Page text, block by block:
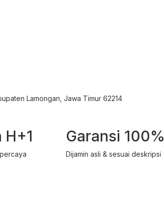
Lamongan, Jawa Timur 62214
H+1 Garansi 100%
Dijamin asli & sesuai deskripsi